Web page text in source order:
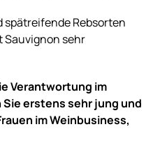
spätreifende Rebsorten
Sauvignon sehr
Verantwortung im
erstens sehr jung und
im Weinbusiness,